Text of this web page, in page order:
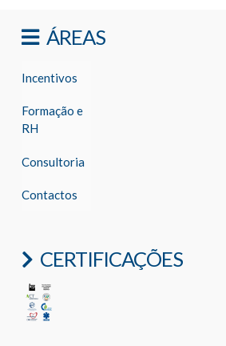
ÁREAS
Incentivos
Formação e
RH
Consultoria
Contactos
CERTIFICAÇÕES